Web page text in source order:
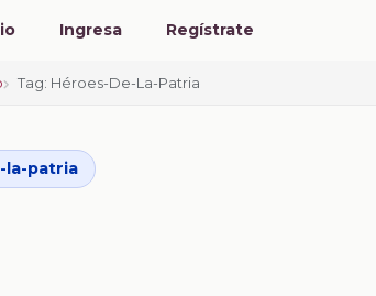
Ingresa Regístrate
Tag: Héroes-De-La-Patria
patria